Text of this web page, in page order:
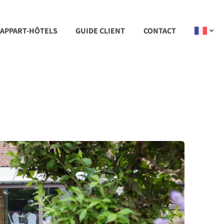
HÔTELS GUIDE CLIENT CONTACT